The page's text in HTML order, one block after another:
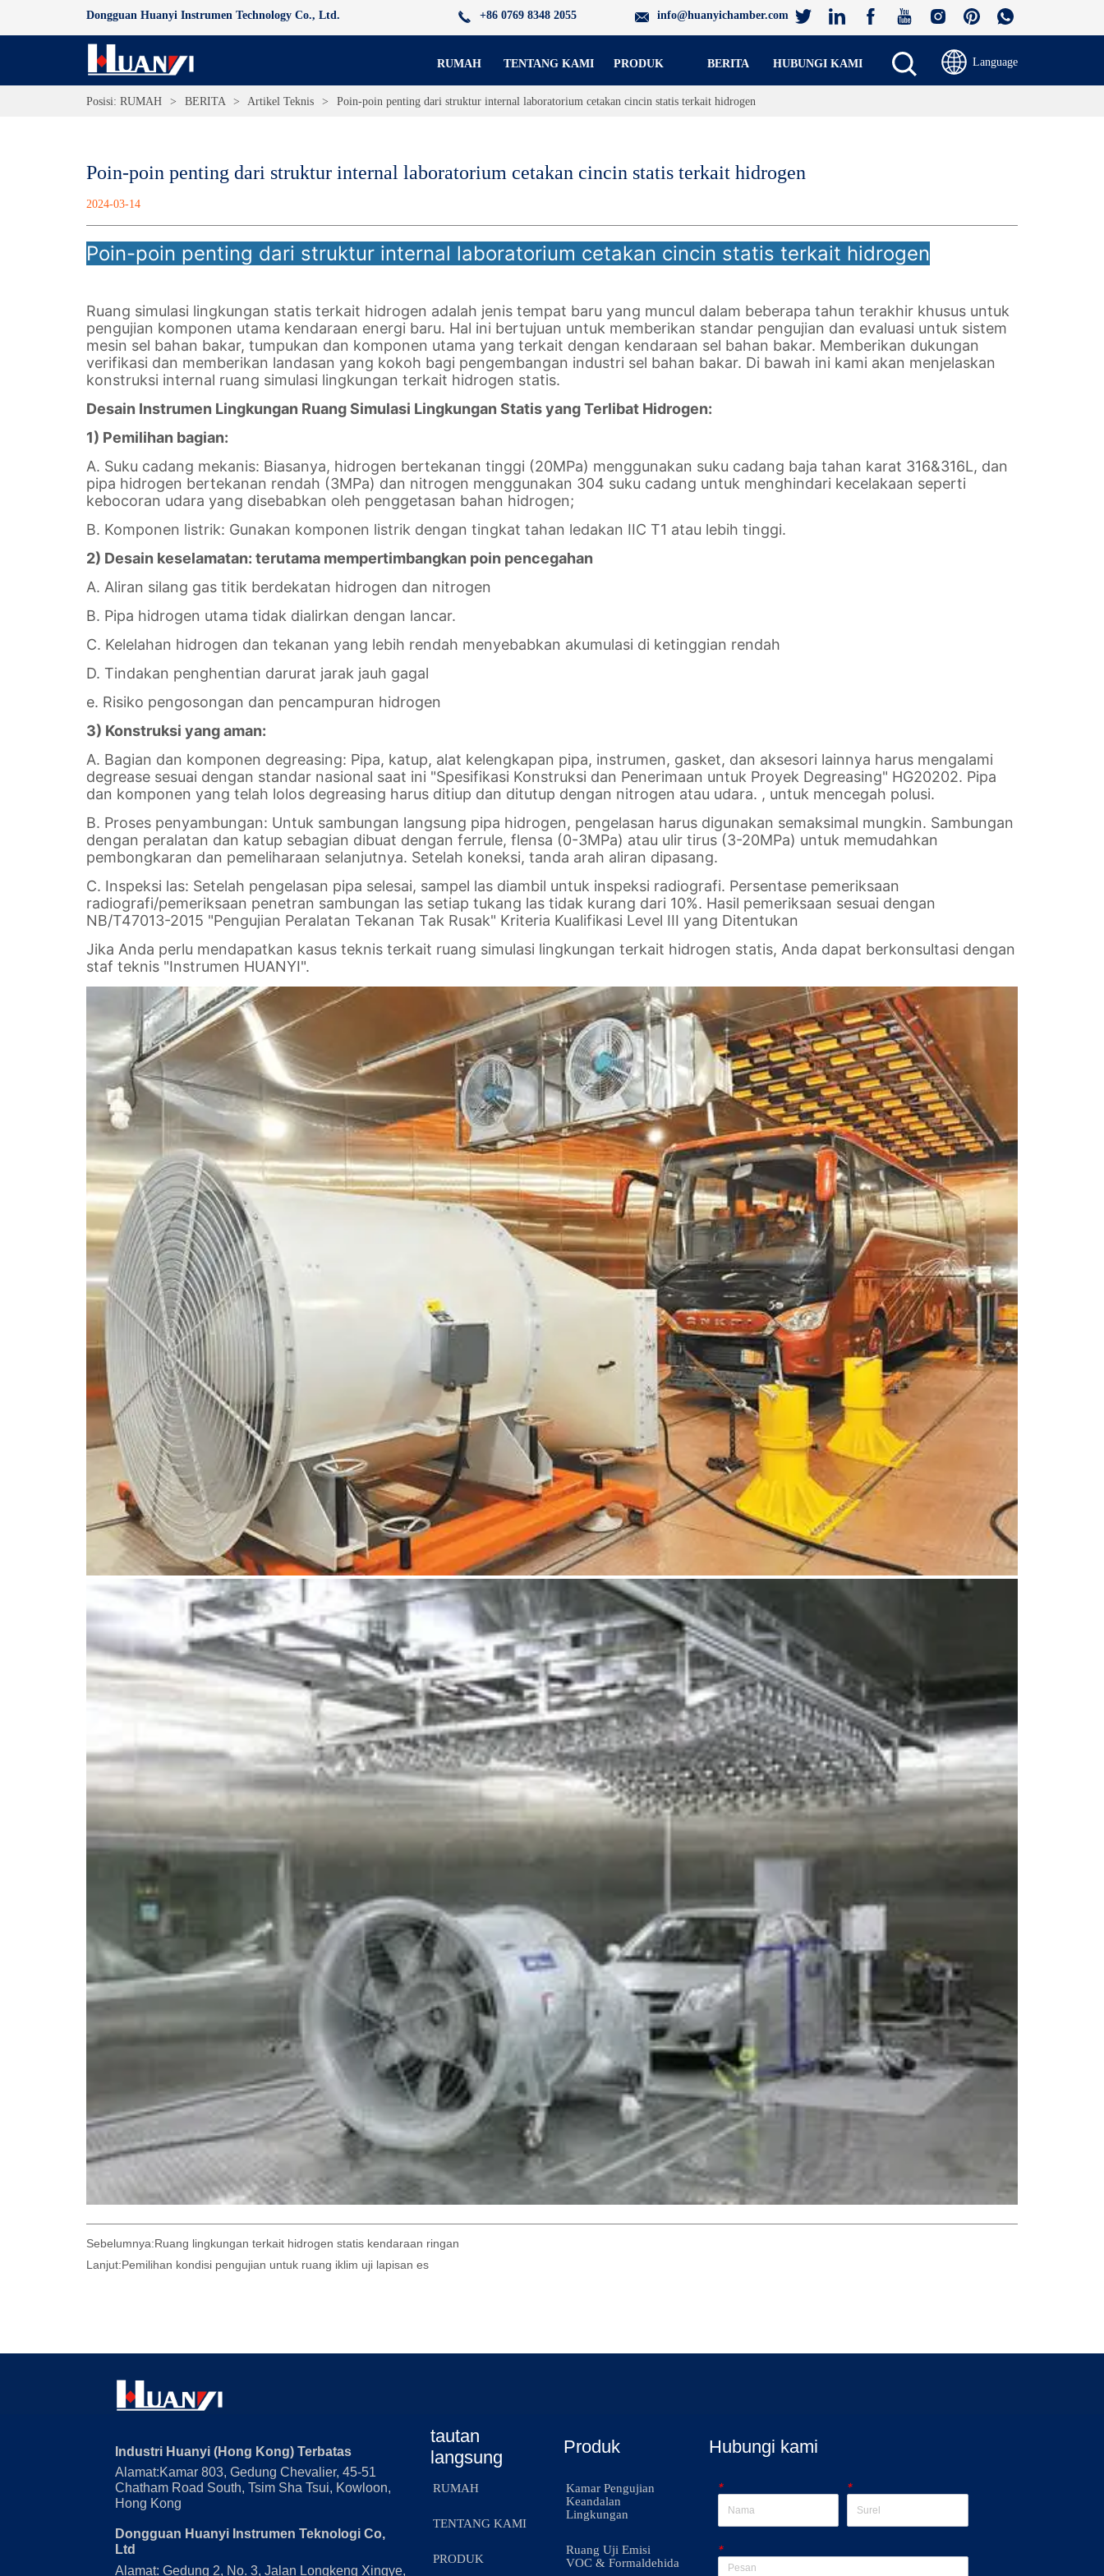
Dongguan Huanyi Instrumen Technology Co., Ltd. +86 0769 8348 2055 info@huanyichamber.com
RUMAH TENTANG KAMI PRODUK BERITA HUBUNGI KAMI Language
Posisi: RUMAH > BERITA > Artikel Teknis > Poin-poin penting dari struktur internal laboratorium cetakan cincin statis terkait hidrogen
Poin-poin penting dari struktur internal laboratorium cetakan cincin statis terkait hidrogen
2024-03-14
Sebelumnya:Ruang lingkungan terkait hidrogen statis kendaraan ringan
Lanjut:Pemilihan kondisi pengujian untuk ruang iklim uji lapisan es
Industri Huanyi (Hong Kong) Terbatas
Alamat:Kamar 803, Gedung Chevalier, 45-51
Chatham Road South, Tsim Sha Tsui, Kowloon,
Hong Kong
Dongguan Huanyi Instrumen Teknologi Co,
Ltd
Alamat: Gedung 2, No. 3, Jalan Longkeng Xingye,
tautan
langsung
RUMAH
TENTANG KAMI
PRODUK
Produk
Kamar Pengujian
Keandalan
Lingkungan
Ruang Uji Emisi
VOC & Formaldehida
Hubungi kami
* *
*